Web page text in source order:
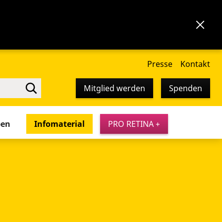
Presse Kontakt
Mitglied werden Spenden
Infomaterial PRO RETINA +